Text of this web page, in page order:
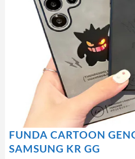
FUNDA CARTOON
SAMSUNG KR GG